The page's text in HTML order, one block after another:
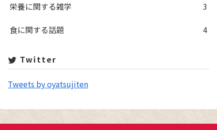
栄養に関する雑学
3
食に関する話題
4
Twitter
Tweets by oyatsujiten